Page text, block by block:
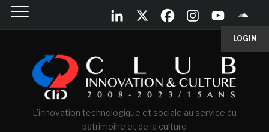
LOGIN
L'innovation technologique et sociale au service du
patrimoine et de la culture